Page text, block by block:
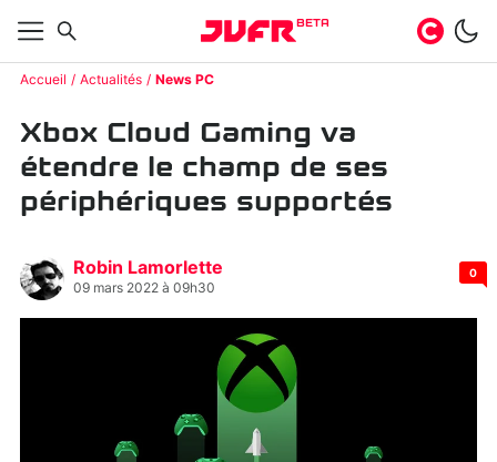
BETA
Accueil Actualités News PC
Xbox Cloud Gaming va
étendre le champ de ses
périphériques supportés
Robin Lamorlette
09 mars 2022 à 09h30
0